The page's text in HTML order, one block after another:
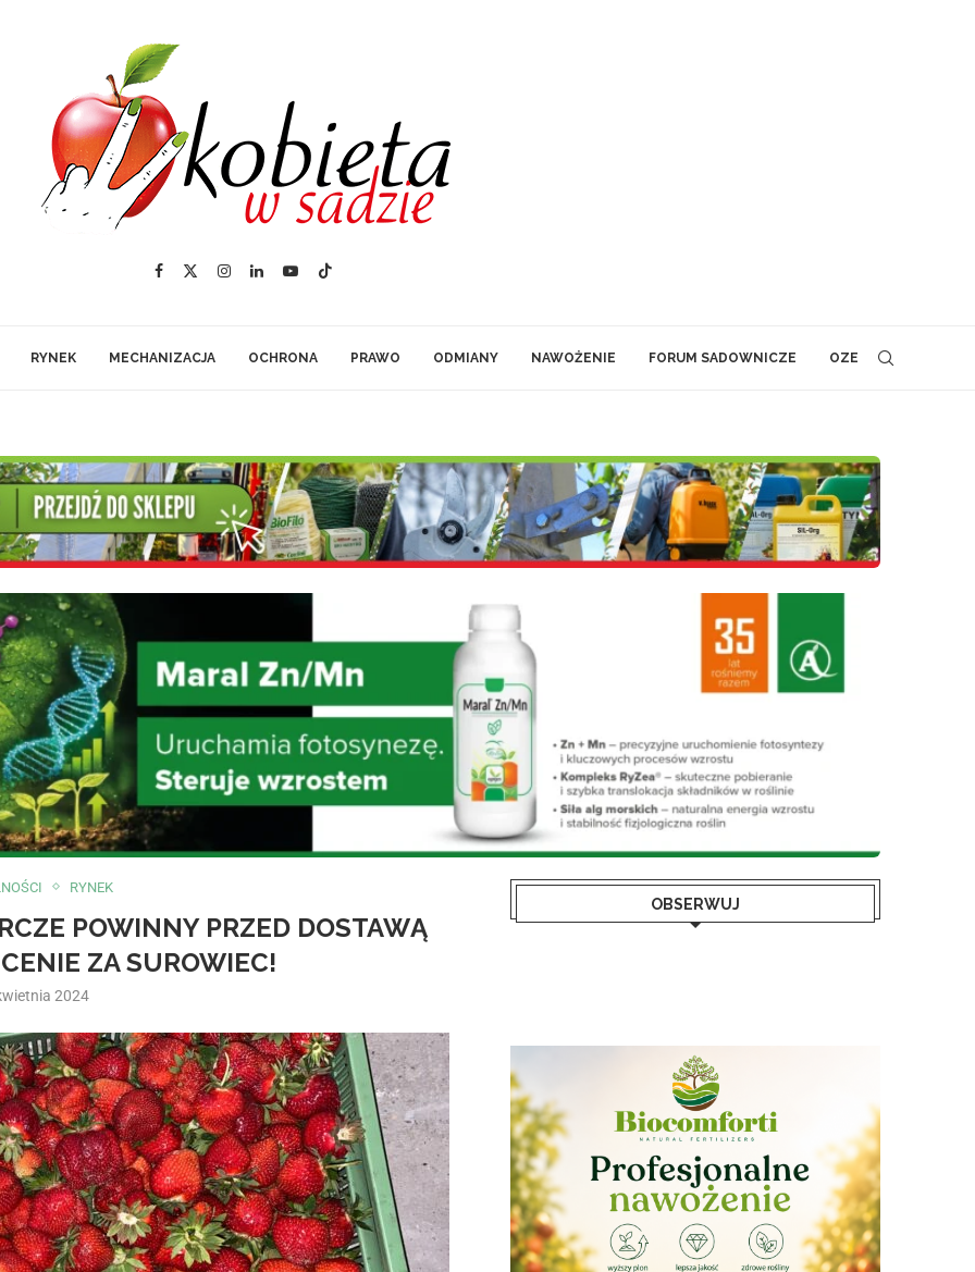
RYNEK MECHANIZACJA OCHRONA PRAWO ODMIANY NAWOŻENIE FORUM SADOWNICZE OZE
RYNEK
POWINNY PRZED DOSTAWĄ
ZA SUROWIEC!
2024
OBSERWUJ